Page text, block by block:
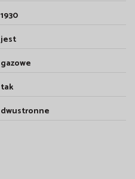
1930
jest
gazowe
tak
dwustronne